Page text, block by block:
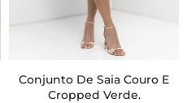
Conjunto De Saia Couro E
Cropped Verde.